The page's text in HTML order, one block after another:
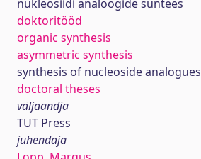
nukleosiidi analoogide süntees
doktoritööd
organic synthesis
asymmetric synthesis
synthesis of nucleoside analogues
doctoral theses
väljaandja
TUT Press
juhendaja